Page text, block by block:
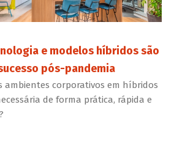
e modelos híbridos são
pós-pandemia
ambientes corporativos em híbridos
de forma prática, rápida e